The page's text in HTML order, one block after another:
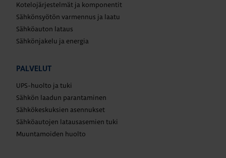
Kotelojärjestelmät ja komponentit
Sähkönsyötön varmennus ja laatu
Sähköauton lataus
Sähkönjakelu ja energia
PALVELUT
UPS-huolto ja tuki
Sähkön laadun parantaminen
Sähkökeskuksien asennukset
Sähköautojen latausasemien tuki
Muuntamoiden huolto